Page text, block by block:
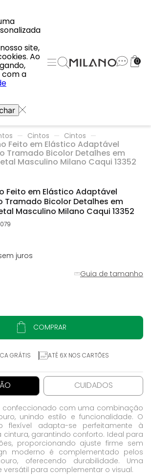
site,
Ao
a
0
Cintos Cintos
Feito em Elástico Adaptável
Tramado Bicolor Detalhes em
Masculino Milano Caqui 13352
Feito em Elástico Adaptável
Tramado Bicolor Detalhes em
Masculino Milano Caqui 13352
juros
Guia de tamanho
COMPRAR
GRÁTIS ATÉ 6X NOS CARTÕES
CUIDADOS
confeccionado com uma combinação
unindo estilo e funcionalidade. O
flexível adapta-se perfeitamente à
cintura, garantindo conforto. Ideal para
proporcionando ajuste firme sem
moderno é complementado pelos
oferecendo durabilidade. Uma
versátil para complementar o visual.